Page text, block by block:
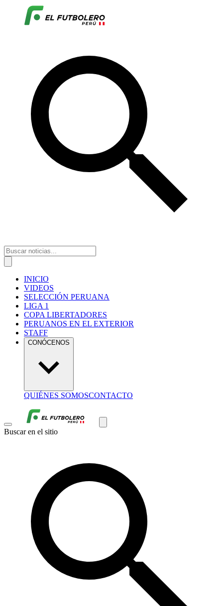
INICIO
VIDEOS
SELECCIÓN PERUANA
LIGA 1
COPA LIBERTADORES
PERUANOS EN EL EXTERIOR
STAFF
CONÓCENOS
QUIÉNES SOMOSCONTACTO
Buscar en el sitio